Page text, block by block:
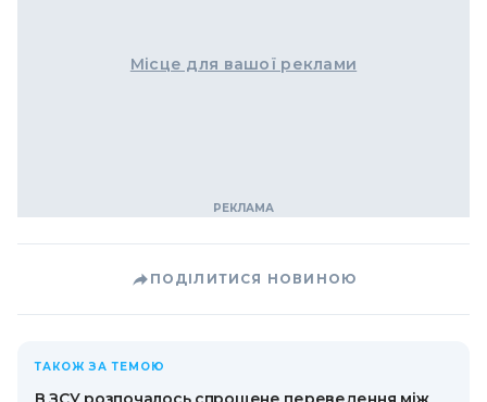
Місце для вашої реклами
ПОДІЛИТИСЯ НОВИНОЮ
ТАКОЖ ЗА ТЕМОЮ